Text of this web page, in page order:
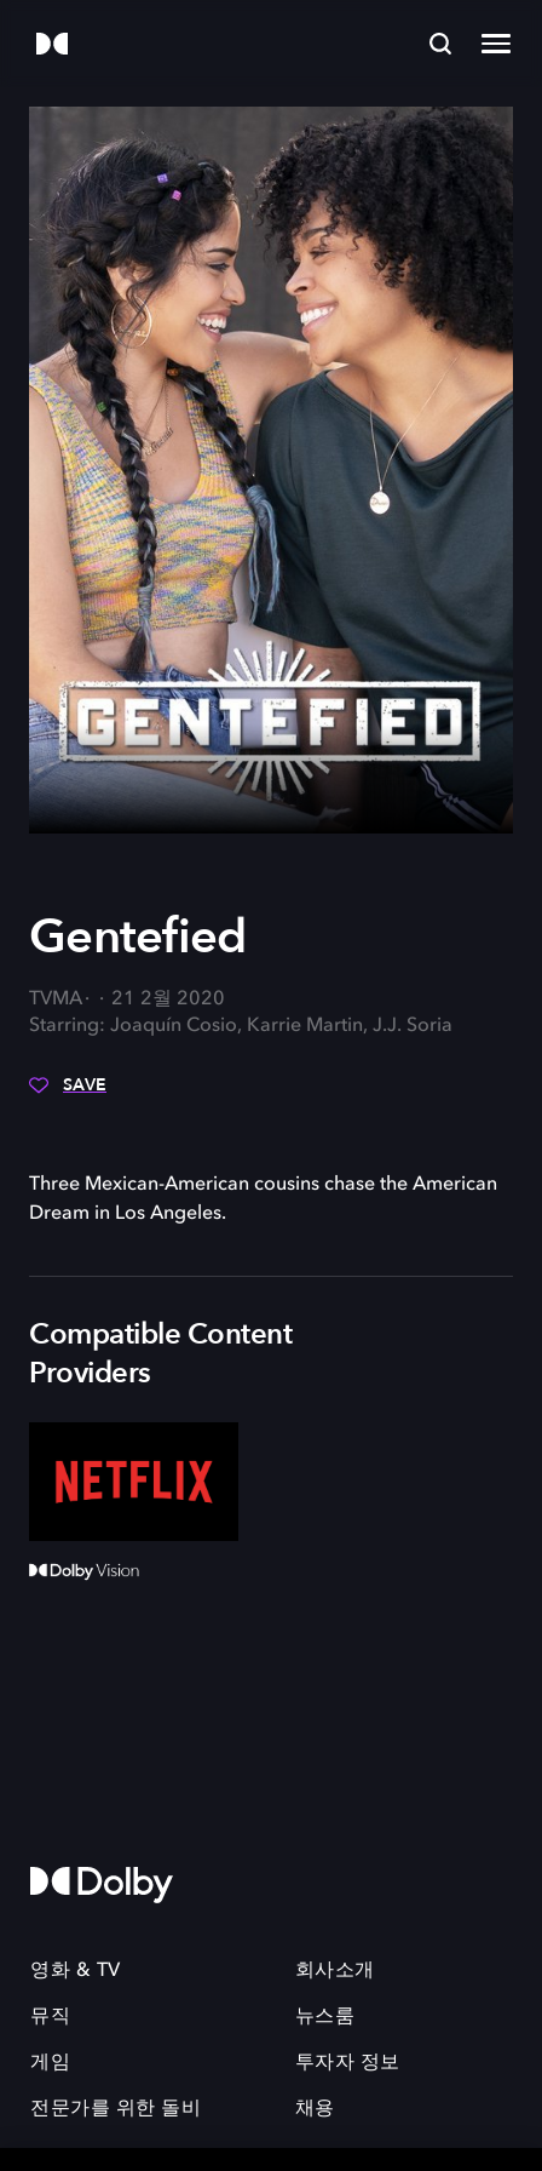
Gentefied
TVMA
21 2월 2020
Starring: Joaquín Cosio, Karrie Martin, J.J. Soria
SAVE
Three Mexican-American cousins chase the American
Dream in Los Angeles.
Compatible Content
Providers
영화 & TV
뮤직
게임
전문가를 위한 돌비
회사소개
뉴스룸
투자자 정보
채용